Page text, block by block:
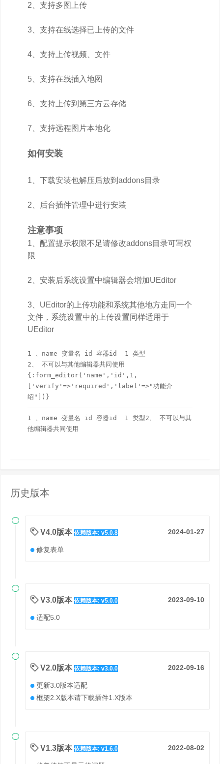
2、支持多图上传
3、支持在线选择已上传的文件
4、支持上传视频、文件
5、支持在线插入地图
6、支持上传到第三方云存储
7、支持远程图片本地化
如何安装
1、下载安装包解压后放到addons目录
2、后台插件管理中进行安装
注意事项
1、配置提示权限不足请修改addons目录可写权
限
2、安装后系统设置中编辑器会增加UEditor
3、UEditor的上传功能和系统其他地方走同一个
文件，系统设置中的上传设置同样适用于
UEditor
1 、name 变量名 id 容器id  1 类型
2、 不可以与其他编辑器共同使用
{:form_editor('name','id',1,
['verify'=>'required','label'=>"功能介
绍"])}
1 、name 变量名 id 容器id  1 类型2、 不可以与其
他编辑器共同使用
历史版本

V4.0版本 依赖版本: v5.0.8 2024-01-27
修复表单

V3.0版本 依赖版本: v5.0.0 2023-09-10
适配5.0

V2.0版本 依赖版本: v3.0.0 2022-09-16
更新3.0版本适配
框架2.X版本请下载插件1.X版本

V1.3版本 依赖版本: v1.6.0 2022-08-02